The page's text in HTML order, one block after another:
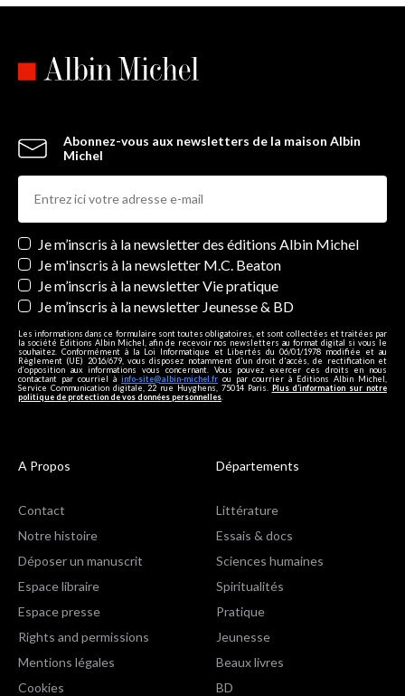
Abonnez-vous aux newsletters de la maison Albin
Michel
Newsletters
Je m’inscris à la newsletter des éditions Albin Michel
Je m'inscris à la newsletter M.C. Beaton
Je m’inscris à la newsletter Vie pratique
Je m’inscris à la newsletter Jeunesse & BD
Les informations dans ce formulaire sont toutes obligatoires, et sont collectées et traitées par
la société Editions Albin Michel, afin de recevoir nos newsletters au format digital si vous le
souhaitez. Conformément à la Loi Informatique et Libertés du 06/01/1978 modifiée et au
Règlement (UE) 2016/679, vous disposez notamment d'un droit d'accès, de rectification et
d’opposition aux informations vous concernant. Vous pouvez exercer ces droits en nous
contactant par courriel à info-site@albin-michel.fr ou par courrier à Editions Albin Michel,
Service Communication digitale, 22 rue Huyghens, 75014 Paris. Plus d’information sur notre
politique de protection de vos données personnelles
A Propos
Contact
Notre histoire
Déposer un manuscrit
Espace libraire
Espace presse
Rights and permissions
Mentions légales
Cookies
Départements
Littérature
Essais & docs
Sciences humaines
Spiritualités
Pratique
Jeunesse
Beaux livres
BD